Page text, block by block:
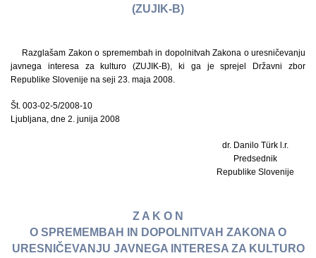
(ZUJIK-B)
Razglašam Zakon o spremembah in dopolnitvah Zakona o uresničevanju
javnega interesa za kulturo (ZUJIK-B), ki ga je sprejel Državni zbor
Republike Slovenije na seji 23. maja 2008.
Št. 003-02-5/2008-10
Ljubljana, dne 2. junija 2008
dr. Danilo Türk l.r.
Predsednik
Republike Slovenije
Z A K O N
O SPREMEMBAH IN DOPOLNITVAH ZAKONA O
URESNIČEVANJU JAVNEGA INTERESA ZA KULTURO